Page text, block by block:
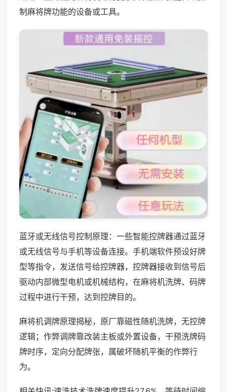
制麻将牌功能的设备或工具。
蓝牙或无线信号控制原理：一些智能控牌器通过蓝牙
或无线信号与手机等设备连接。手机端软件预设好牌
型等指令，发送信号给控牌器，控牌器接收到信号后
驱动内部微型电机或机械结构，在麻将机洗牌、码牌
过程中进行干预，达到控牌目的。
麻将机调牌原理揭秘，原厂靠磁性随机洗牌，无控牌
逻辑；作弊调牌靠改装主板或外置设备，干预洗牌码
牌时序，定向分配牌张，属破坏随机平衡的作弊行
为。